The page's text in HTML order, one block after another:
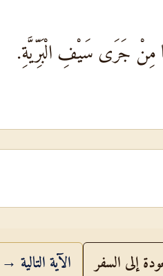
مِنْ جَرَى سَيْفِ الْبَرِّيَّةِ.
إلى السفر الآية التالية →